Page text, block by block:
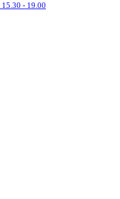
15.30 - 19.00